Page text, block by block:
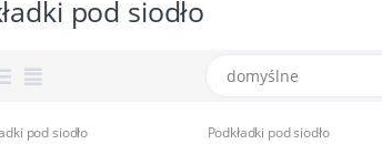
pod siodło
domyślne
pod siodło Podkładki pod siodło